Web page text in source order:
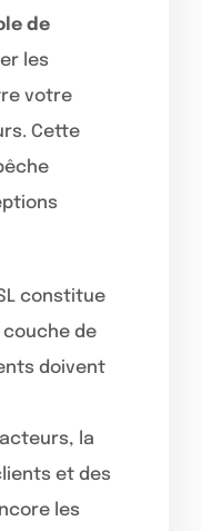
de
les
votre
Cette
constitue
de
doivent
la
et des
les